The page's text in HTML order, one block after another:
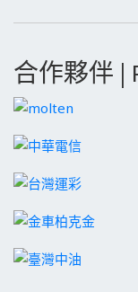
合作夥伴 |